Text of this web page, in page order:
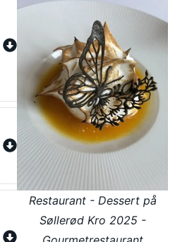
Restaurant - Dessert på
Søllerød Kro 2025 -